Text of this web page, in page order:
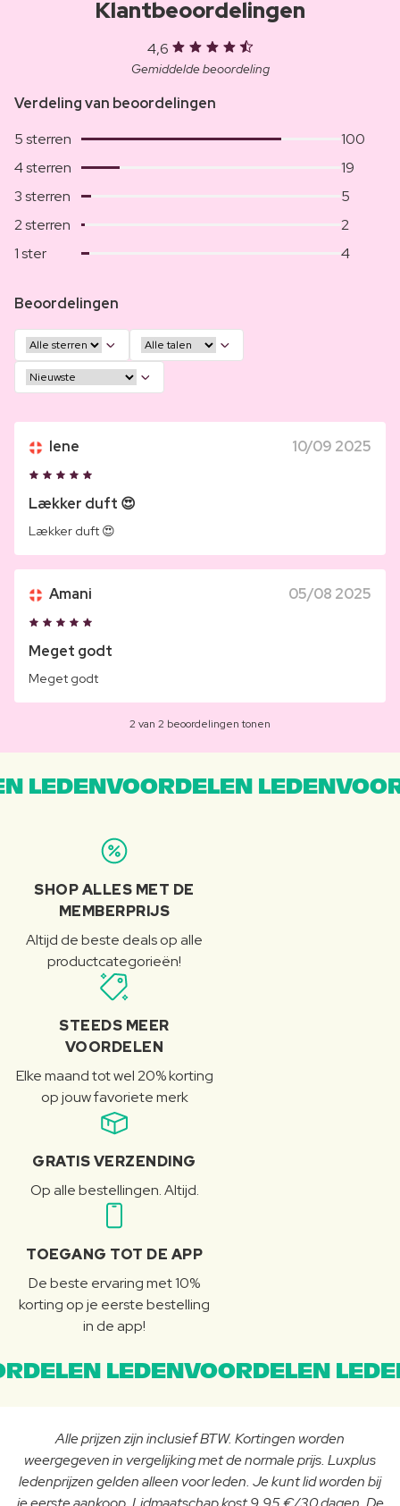
Klantbeoordelingen
4,6
Gemiddelde beoordeling
Verdeling van beoordelingen
5 sterren
100
4 sterren
19
3 sterren
5
2 sterren
2
1 ster
4
Beoordelingen
lene 10/09 2025
Lækker duft 😍
Lækker duft 😍
Amani 05/08 2025
Meget godt
Meget godt
2 van 2 beoordelingen tonen
LEDENVOORDELEN
SHOP ALLES MET DE
MEMBERPRIJS
Altijd de beste deals op alle
productcategorieën!
STEEDS MEER
VOORDELEN
Elke maand tot wel 20% korting
op jouw favoriete merk
GRATIS VERZENDING
Op alle bestellingen. Altijd.
TOEGANG TOT DE APP
De beste ervaring met 10%
korting op je eerste bestelling
in de app!
LEDENVOORDELEN
Alle prijzen zijn inclusief BTW. Kortingen worden
weergegeven in vergelijking met de normale prijs. Luxplus
ledenprijzen gelden alleen voor leden. Je kunt lid worden bij